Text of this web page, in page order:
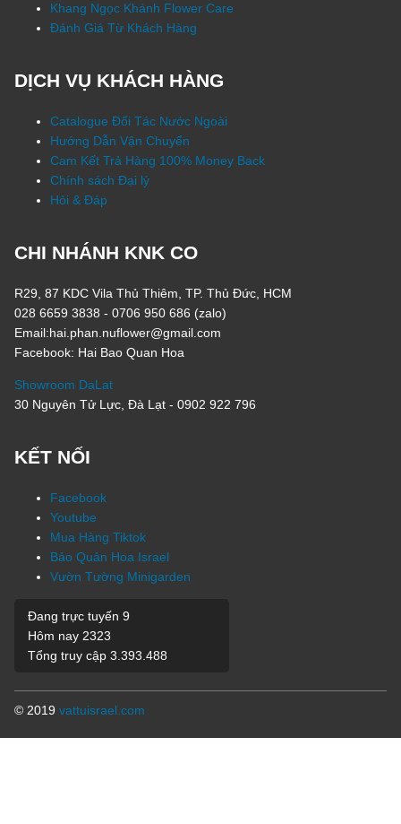
Khang Ngọc Khánh Flower Care
Đánh Giá Từ Khách Hàng
DỊCH VỤ KHÁCH HÀNG
Catalogue Đối Tác Nước Ngoài
Hướng Dẫn Vận Chuyển
Cam Kết Trả Hàng 100% Money Back
Chính sách Đại lý
Hỏi & Đáp
CHI NHÁNH KNK CO
R29, 87 KDC Vila Thủ Thiêm, TP. Thủ Đức, HCM
028 6659 3838 - 0706 950 686 (zalo)
Email:hai.phan.nuflower@gmail.com
Facebook: Hai Bao Quan Hoa
Showroom DaLat
30 Nguyên Tử Lực, Đà Lạt - 0902 922 796
KẾT NỐI
Facebook
Youtube
Mua Hàng Tiktok
Bảo Quản Hoa Israel
Vườn Tường Minigarden
Đang trực tuyến 9
Hôm nay 2323
Tổng truy cập 3.393.488
© 2019 vattuisrael.com